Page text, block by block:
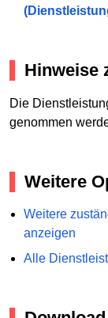
Hinweise
Die
genommen
Weitere
Weitere
anzeigen
Alle